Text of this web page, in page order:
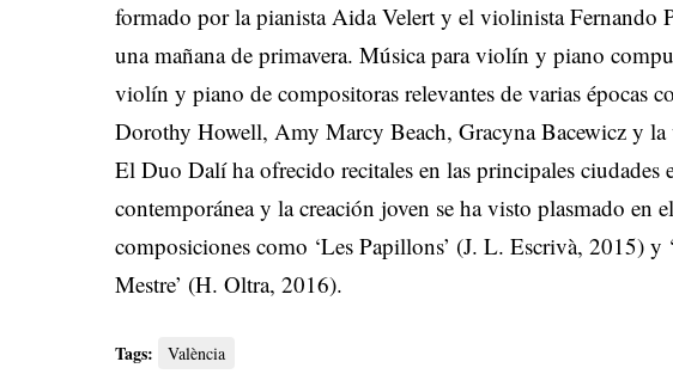
formado por la pianista Aida Velert y el violinista Fernando
una mañana de primavera. Música para violín y piano
violín y piano de compositoras relevantes de varias épocas
Dorothy Howell, Amy Marcy Beach, Gracyna Bacewicz y la
El Duo Dalí ha ofrecido recitales en las principales ciudades
contemporánea y la creación joven se ha visto plasmado en
composiciones como ‘Les Papillons’ (J. L. Escrivà, 2015) y
Mestre’ (H. Oltra, 2016).
Tags: València